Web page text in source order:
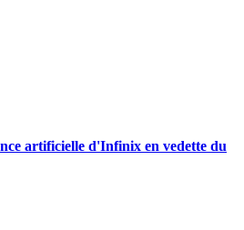
artificielle d'Infinix en vedette du